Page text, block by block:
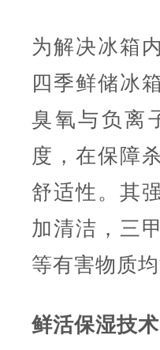
为解决冰箱
四季鲜储冰
臭氧与负离
度，在保障
舒适性。其
加清洁，三
等有害物质
鲜活保湿技